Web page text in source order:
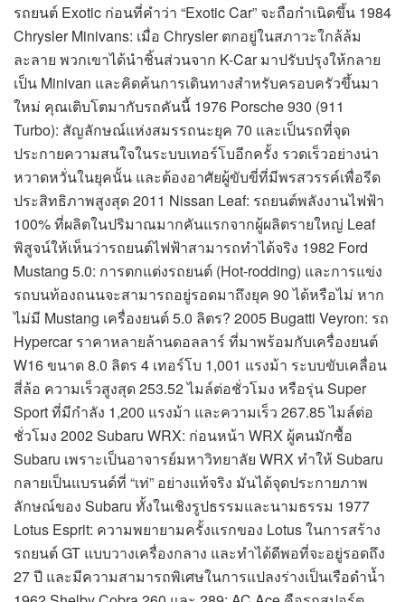
รถยนต์ Exotic ก่อนที่คำว่า “Exotic Car” จะถือกำเนิดขึ้น 1984
Chrysler Minivans: เมื่อ Chrysler ตกอยู่ในสภาวะใกล้ล้ม
ละลาย พวกเขาได้นำชิ้นส่วนจาก K-Car มาปรับปรุงให้กลาย
เป็น Minivan และคิดค้นการเดินทางสำหรับครอบครัวขึ้นมา
ใหม่ คุณเติบโตมากับรถคันนี้ 1976 Porsche 930 (911
Turbo): สัญลักษณ์แห่งสมรรถนะยุค 70 และเป็นรถที่จุด
ประกายความสนใจในระบบเทอร์โบอีกครั้ง รวดเร็วอย่างน่า
หวาดหวั่นในยุคนั้น และต้องอาศัยผู้ขับขี่ที่มีพรสวรรค์เพื่อรีด
ประสิทธิภาพสูงสุด 2011 Nissan Leaf: รถยนต์พลังงานไฟฟ้า
100% ที่ผลิตในปริมาณมากคันแรกจากผู้ผลิตรายใหญ่ Leaf
พิสูจน์ให้เห็นว่ารถยนต์ไฟฟ้าสามารถทำได้จริง 1982 Ford
Mustang 5.0: การตกแต่งรถยนต์ (Hot-rodding) และการแข่ง
รถบนท้องถนนจะสามารถอยู่รอดมาถึงยุค 90 ได้หรือไม่ หาก
ไม่มี Mustang เครื่องยนต์ 5.0 ลิตร? 2005 Bugatti Veyron: รถ
Hypercar ราคาหลายล้านดอลลาร์ ที่มาพร้อมกับเครื่องยนต์
W16 ขนาด 8.0 ลิตร 4 เทอร์โบ 1,001 แรงม้า ระบบขับเคลื่อน
สี่ล้อ ความเร็วสูงสุด 253.52 ไมล์ต่อชั่วโมง หรือรุ่น Super
Sport ที่มีกำลัง 1,200 แรงม้า และความเร็ว 267.85 ไมล์ต่อ
ชั่วโมง 2002 Subaru WRX: ก่อนหน้า WRX ผู้คนมักซื้อ
Subaru เพราะเป็นอาจารย์มหาวิทยาลัย WRX ทำให้ Subaru
กลายเป็นแบรนด์ที่ “เท่” อย่างแท้จริง มันได้จุดประกายภาพ
ลักษณ์ของ Subaru ทั้งในเชิงรูปธรรมและนามธรรม 1977
Lotus Esprit: ความพยายามครั้งแรกของ Lotus ในการสร้าง
รถยนต์ GT แบบวางเครื่องกลาง และทำได้ดีพอที่จะอยู่รอดถึง
27 ปี และมีความสามารถพิเศษในการแปลงร่างเป็นเรือดำน้ำ